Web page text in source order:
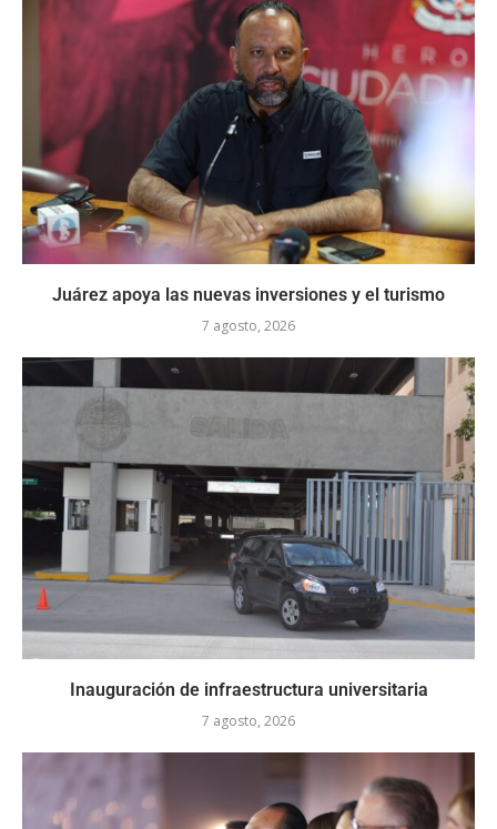
Juárez apoya las nuevas inversiones y el turismo
7 agosto, 2026
Inauguración de infraestructura universitaria
7 agosto, 2026